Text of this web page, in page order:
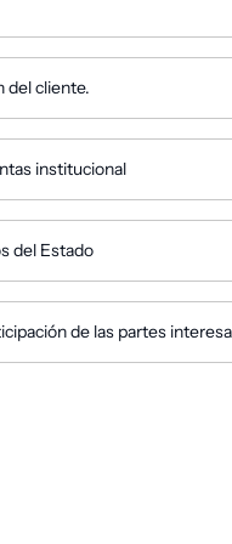
del cliente.
institucional
del Estado
de las partes